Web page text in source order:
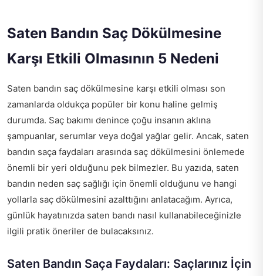
Saten Bandın Saç Dökülmesine
Karşı Etkili Olmasının 5 Nedeni
Saten bandın saç dökülmesine karşı etkili olması son
zamanlarda oldukça popüler bir konu haline gelmiş
durumda. Saç bakımı denince çoğu insanın aklına
şampuanlar, serumlar veya doğal yağlar gelir. Ancak, saten
bandın saça faydaları arasında saç dökülmesini önlemede
önemli bir yeri olduğunu pek bilmezler. Bu yazıda, saten
bandın neden saç sağlığı için önemli olduğunu ve hangi
yollarla saç dökülmesini azalttığını anlatacağım. Ayrıca,
günlük hayatınızda saten bandı nasıl kullanabileceğinizle
ilgili pratik öneriler de bulacaksınız.
Saten Bandın Saça Faydaları: Saçlarınız İçin